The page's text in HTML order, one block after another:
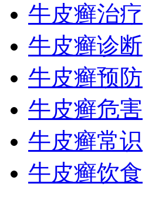
牛皮癣治疗
牛皮癣诊断
牛皮癣预防
牛皮癣危害
牛皮癣常识
牛皮癣饮食